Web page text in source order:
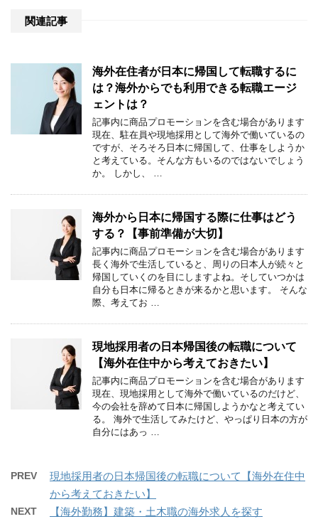
関連記事
海外在住者が日本に帰国して転職するに
は？海外からでも利用できる転職エージ
ェントは？
記事内に商品プロモーションを含む場合があります
現在、駐在員や現地採用として海外で働いているの
ですが、そろそろ日本に帰国して、仕事をしようか
と考えている。そんな方もいるのではないでしょう
か。 しかし、 …
海外から日本に帰国する際に仕事はどう
する？【事前準備が大切】
記事内に商品プロモーションを含む場合があります
長く海外で生活していると、周りの日本人が続々と
帰国していくのを目にしますよね。そしていつかは
自分も日本に帰るときが来るかと思います。 そんな
際、考えてお …
現地採用者の日本帰国後の転職について
【海外在住中から考えておきたい】
記事内に商品プロモーションを含む場合があります
現在、現地採用として海外で働いているのだけど、
今の会社を辞めて日本に帰国しようかなと考えてい
る。 海外で生活してみたけど、やっぱり日本の方が
自分にはあっ …
PREV
現地採用者の日本帰国後の転職について【海外在住中
から考えておきたい】
NEXT 【海外勤務】建築・土木職の海外求人を探す